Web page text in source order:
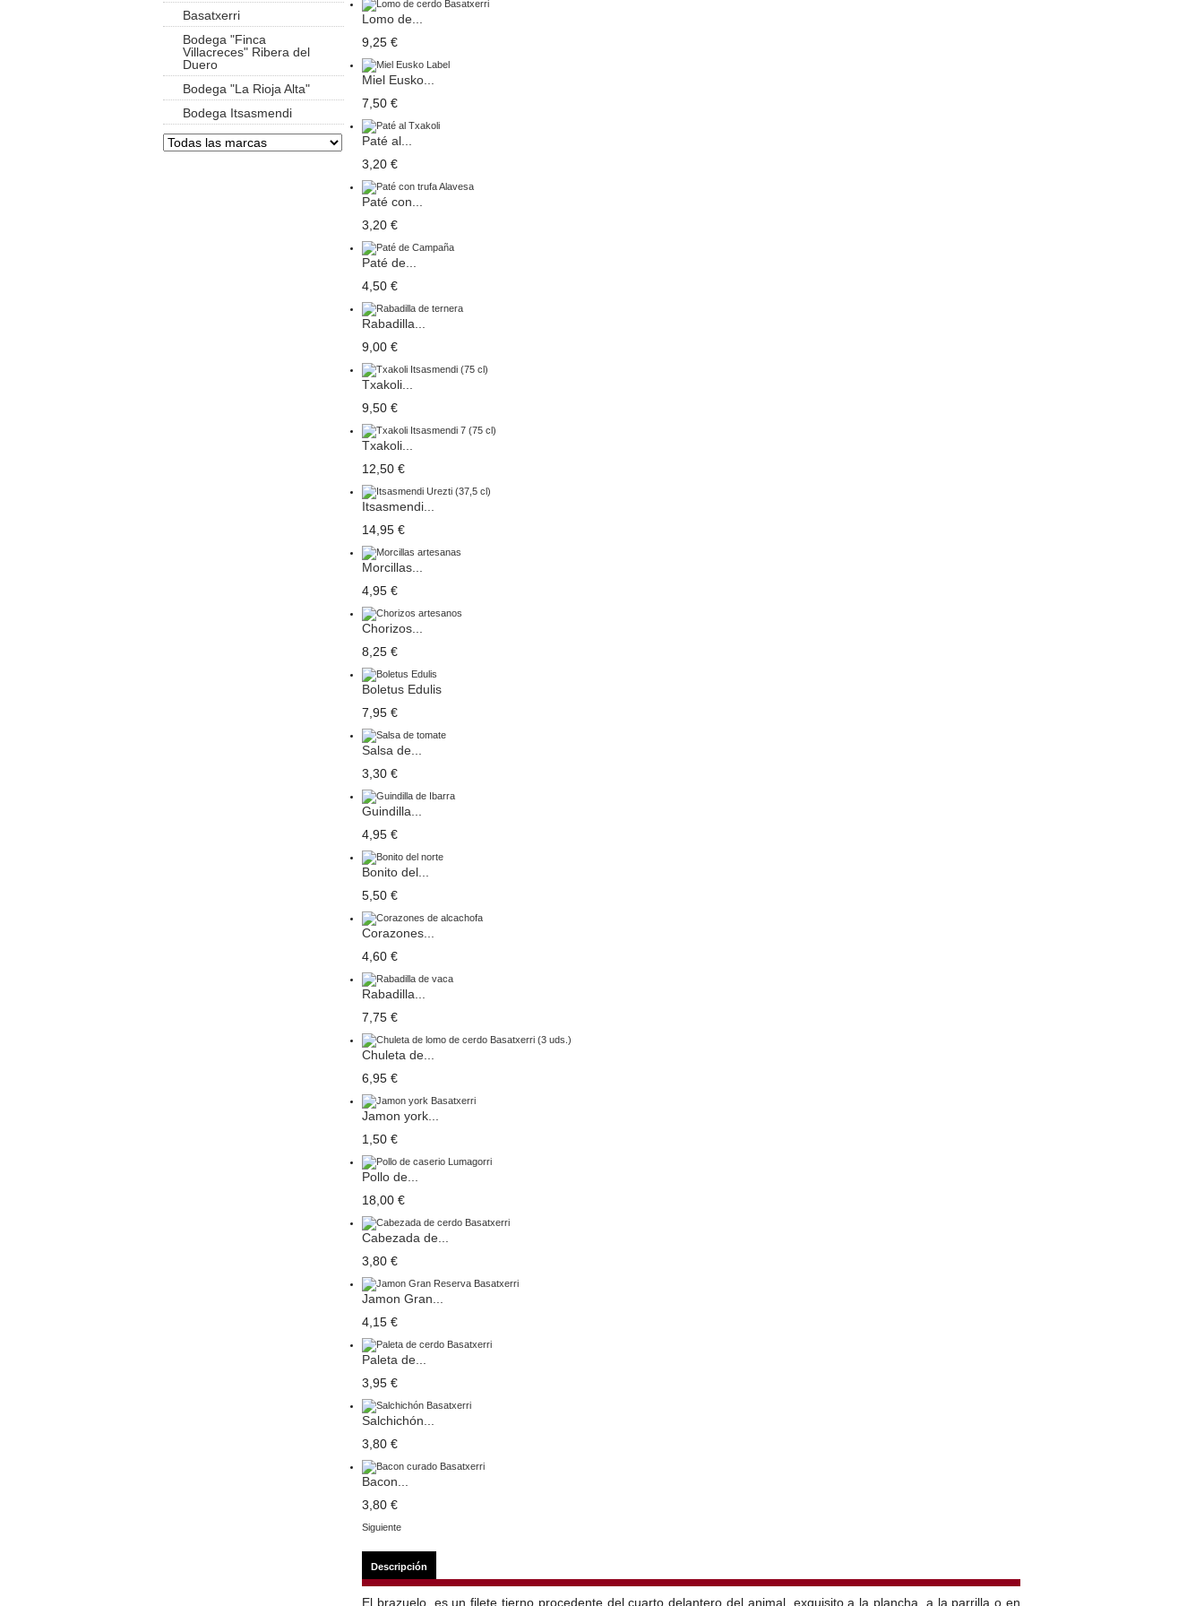
Basatxerri
Bodega "Finca
Villacreces" Ribera del
Duero
Bodega "La Rioja Alta"
Bodega Itsasmendi
Lomo de...
9,25 €
Miel Eusko...
7,50 €
Paté al...
3,20 €
Paté con...
3,20 €
Paté de...
4,50 €
Rabadilla...
9,00 €
Txakoli...
9,50 €
Txakoli...
12,50 €
Itsasmendi...
14,95 €
Morcillas...
4,95 €
Chorizos...
8,25 €
Boletus Edulis
7,95 €
Salsa de...
3,30 €
Guindilla...
4,95 €
Bonito del...
5,50 €
Corazones...
4,60 €
Rabadilla...
7,75 €
Chuleta de...
6,95 €
Jamon york...
1,50 €
Pollo de...
18,00 €
Cabezada de...
3,80 €
Jamon Gran...
4,15 €
Paleta de...
3,95 €
Salchichón...
3,80 €
Bacon...
3,80 €
Siguiente
Descripción
El brazuelo, es un filete tierno procedente del cuarto delantero del animal, exquisito a la plancha, a la parrilla o en